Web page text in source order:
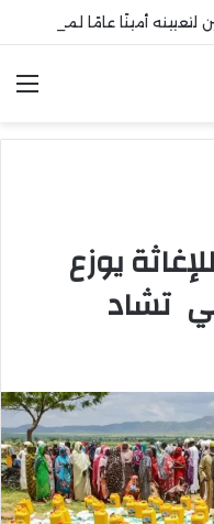
يوزع
تشاد